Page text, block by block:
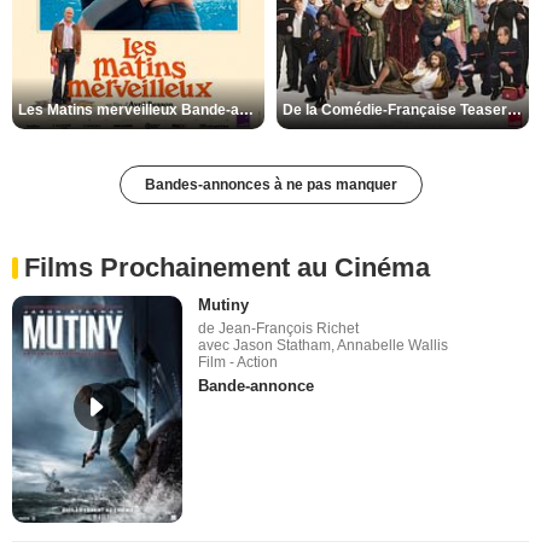
Les Matins merveilleux Bande-annonce VF De la Comédie-Française Teaser VF
Bandes-annonces à ne pas manquer
Films Prochainement au Cinéma
Mutiny
de Jean-François Richet
avec Jason Statham, Annabelle Wallis
Film - Action
Bande-annonce